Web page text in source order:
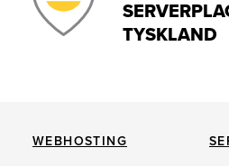
TYSKLAND
WEBHOSTING